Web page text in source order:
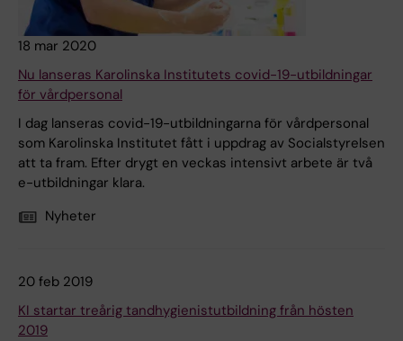
18 mar 2020
Nu lanseras Karolinska Institutets covid-19-utbildningar
för vårdpersonal
I dag lanseras covid-19-utbildningarna för vårdpersonal
som Karolinska Institutet fått i uppdrag av Socialstyrelsen
att ta fram. Efter drygt en veckas intensivt arbete är två
e-utbildningar klara.
Nyheter
20 feb 2019
KI startar treårig tandhygienistutbildning från hösten
2019